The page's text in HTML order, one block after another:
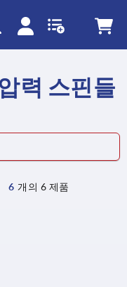
력 스핀들
6 개의 6 제품